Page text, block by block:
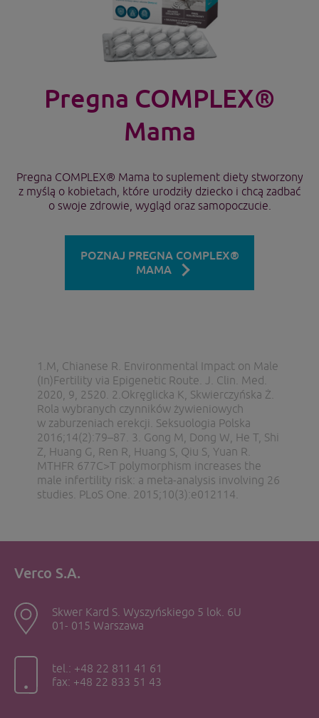
Pregna COMPLEX®
Mama
Pregna COMPLEX® Mama to suplement diety stworzony
z myślą o kobietach, które urodziły dziecko i chcą zadbać
o swoje zdrowie, wygląd oraz samopoczucie.
POZNAJ PREGNA COMPLEX®
MAMA
1.M, Chianese R. Environmental Impact on Male
(In)Fertility via Epigenetic Route. J. Clin. Med.
2020, 9, 2520. 2.Okręglicka K, Skwierczyńska Ż.
Rola wybranych czynników żywieniowych
w zaburzeniach erekcji. Seksuologia Polska
2016;14(2):79–87. 3. Gong M, Dong W, He T, Shi
Z, Huang G, Ren R, Huang S, Qiu S, Yuan R.
MTHFR 677C>T polymorphism increases the
male infertility risk: a meta-analysis involving 26
studies. PLoS One. 2015;10(3):e012114.
Verco S.A.
Skwer Kard S. Wyszyńskiego 5 lok. 6U
01- 015 Warszawa
tel.: +48 22 811 41 61
fax: +48 22 833 51 43